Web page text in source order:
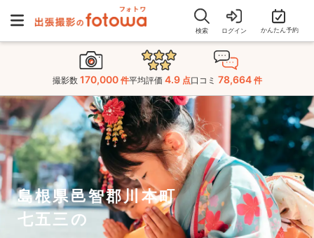
検索 ログイン かんたん予約
撮影数 170,000 件平均評価 4.9 点口コミ 78,664 件
島根県邑智郡川本町
七五三の